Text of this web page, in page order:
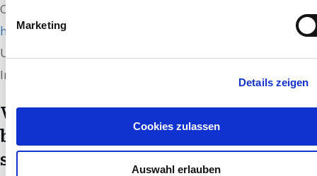
Marketing
Details zeigen
Cookies zulassen
Auswahl erlauben
Online-Streitbeilegung (OS) bereit:
https://ec.europa.eu/consumers/odr
Unsere E-Mail-Adresse finden Sie oben im
Impressum.
Verbraucher­streit­
beilegung/Universal­schlichtungs­
stelle